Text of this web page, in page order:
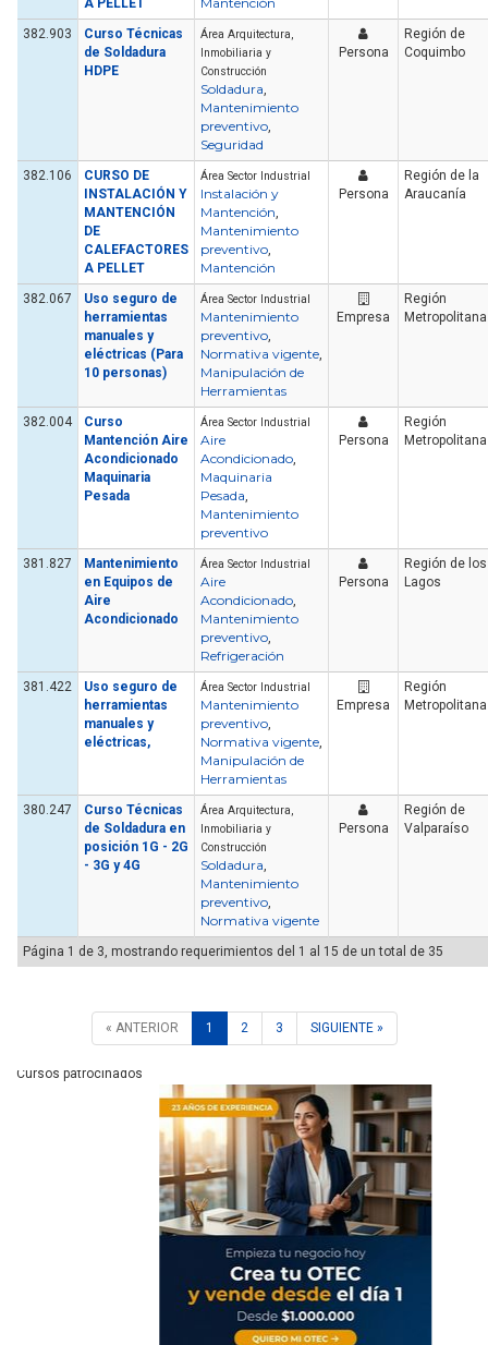
A PELLET
382.903
Curso Técnicas
de Soldadura
HDPE
Área Arquitectura,
Inmobiliaria y
Construcción
Soldadura,
Mantenimiento
preventivo,
Seguridad
Persona
Región de
Coquimbo
382.106
CURSO DE
INSTALACIÓN Y
MANTENCIÓN
DE
CALEFACTORES
A PELLET
Área Sector Industrial
Instalación y
Mantención,
Mantenimiento
preventivo,
Mantención
Persona
Región de la
Araucanía
382.067
Uso seguro de
herramientas
manuales y
eléctricas (Para
10 personas)
Área Sector Industrial
Mantenimiento
preventivo,
Normativa vigente,
Manipulación de
Herramientas
Empresa
Región
Metropolitana
382.004
Curso
Mantención Aire
Acondicionado
Maquinaria
Pesada
Área Sector Industrial
Aire
Acondicionado,
Maquinaria
Pesada,
Mantenimiento
preventivo
Persona
Región
Metropolitana
381.827
Mantenimiento
en Equipos de
Aire
Acondicionado
Área Sector Industrial
Aire
Acondicionado,
Mantenimiento
preventivo,
Refrigeración
Persona
Región de los
Lagos
381.422
Uso seguro de
herramientas
manuales y
eléctricas,
Área Sector Industrial
Mantenimiento
preventivo,
Normativa vigente,
Manipulación de
Herramientas
Empresa
Región
Metropolitana
380.247
Curso Técnicas
de Soldadura en
posición 1G - 2G
- 3G y 4G
Área Arquitectura,
Inmobiliaria y
Construcción
Soldadura,
Mantenimiento
preventivo,
Normativa vigente
Persona
Región de
Valparaíso
Página 1 de 3, mostrando requerimientos del 1 al 15 de un total de 35
« ANTERIOR 1 2 3 SIGUIENTE »
Cursos patrocinados